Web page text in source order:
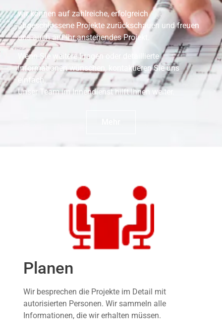
wir können auf zahlreiche, erfolgreich
abgeschlossene Projekte zurückschauen und freuen
uns auch auf Ihr anstehendes Projekt.
Wenn Sie weitere Fragen oder detaillierte
Informationen wünschen, kontaktieren Sie uns
einfach.
Unser Team im Innendienst hilft Ihnen weiter.
Planen
Wir besprechen die Projekte im Detail mit
autorisierten Personen. Wir sammeln alle
Informationen, die wir erhalten müssen.